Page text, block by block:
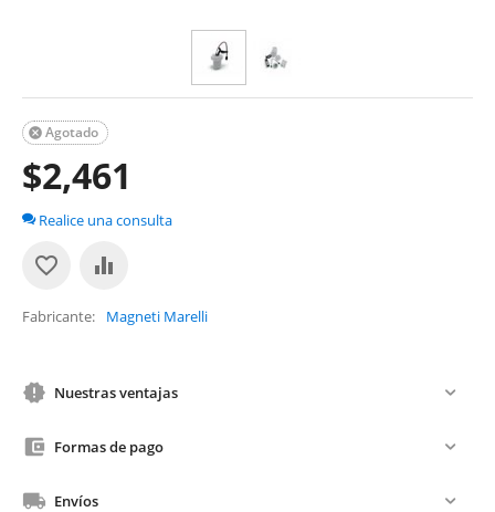
Agotado

$2,461
Realice una consulta
Fabricante Magneti Marelli
Nuestras ventajas
Formas de pago
Envíos